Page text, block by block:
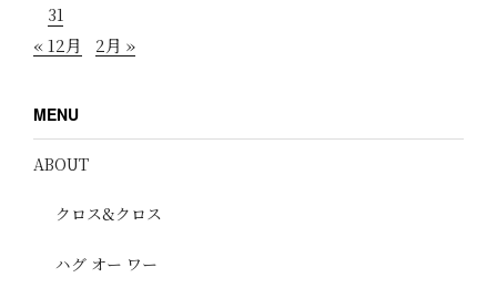
31
« 12月 2月 »
MENU
ABOUT
クロス&クロス
ハグ オー ワー